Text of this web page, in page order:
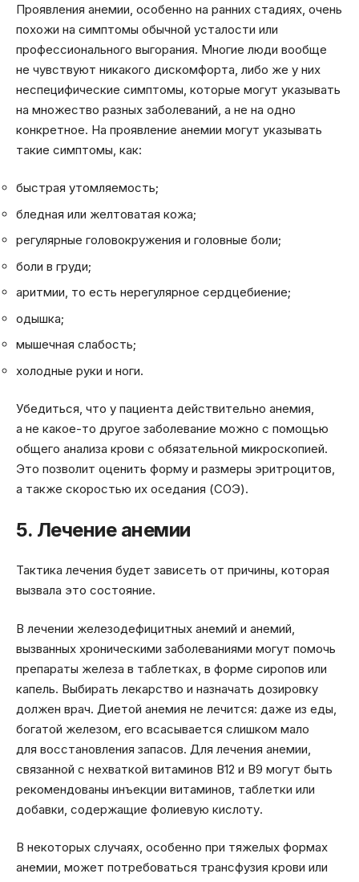
Проявления анемии, особенно на ранних стадиях, очень
похожи на симптомы обычной усталости или
профессионального выгорания. Многие люди вообще
не чувствуют никакого дискомфорта, либо же у них
неспецифические симптомы, которые могут указывать
на множество разных заболеваний, а не на одно
конкретное. На проявление анемии могут указывать
такие симптомы, как:
быстрая утомляемость;
бледная или желтоватая кожа;
регулярные головокружения и головные боли;
боли в груди;
аритмии, то есть нерегулярное сердцебиение;
одышка;
мышечная слабость;
холодные руки и ноги.
Убедиться, что у пациента действительно анемия,
а не какое-то другое заболевание можно с помощью
общего анализа крови с обязательной микроскопией.
Это позволит оценить форму и размеры эритроцитов,
а также скоростью их оседания (СОЭ).
5. Лечение анемии
Тактика лечения будет зависеть от причины, которая
вызвала это состояние.
В лечении железодефицитных анемий и анемий,
вызванных хроническими заболеваниями могут помочь
препараты железа в таблетках, в форме сиропов или
капель. Выбирать лекарство и назначать дозировку
должен врач. Диетой анемия не лечится: даже из еды,
богатой железом, его всасывается слишком мало
для восстановления запасов. Для лечения анемии,
связанной с нехваткой витаминов В12 и В9 могут быть
рекомендованы инъекции витаминов, таблетки или
добавки, содержащие фолиевую кислоту.
В некоторых случаях, особенно при тяжелых формах
анемии, может потребоваться трансфузия крови или